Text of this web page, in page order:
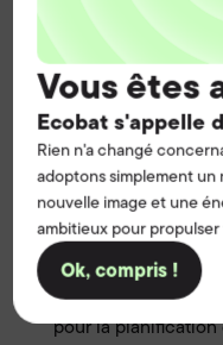
Vous êtes
Ecobat s'appelle
Rien n'a changé
adoptons simplement
nouvelle image et une
ambitieux pour
Ok, compris !
Tâches
Traitement des
processus
Organisation des
clients à traiter par
Enregistrement des
clients et remontée
d'assurance qualité.
Contact
pour la planification